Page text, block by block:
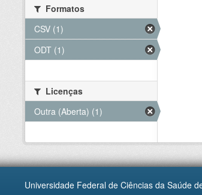
Formatos
CSV (1)
ODT (1)
Licenças
Outra (Aberta) (1)
Universidade Federal de Ciências da Saúde